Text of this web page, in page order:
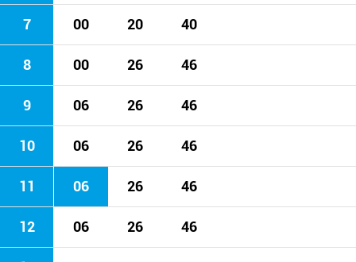
7 00 20 40
8 00 26 46
9 06 26 46
10 06 26 46
11 06 26 46
12 06 26 46